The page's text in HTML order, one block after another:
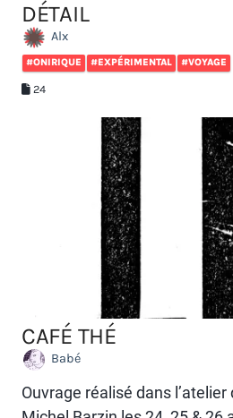
DÉTAIL
Alx
#ONIRIQUE #EXPÉRIMENTAL #VOYAGE
24
CAFÉ THÉ
Babé
Ouvrage réalisé dans